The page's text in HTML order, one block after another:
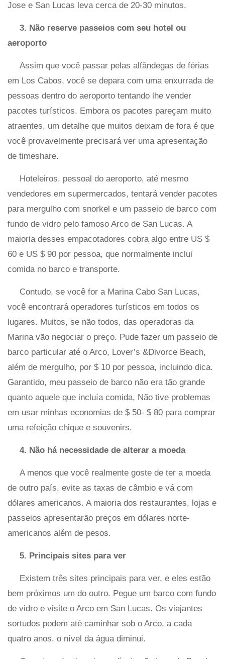
Jose e San Lucas leva cerca de 20-30 minutos.
3. Não reserve passeios com seu hotel ou
aeroporto
Assim que você passar pelas alfândegas de férias
em Los Cabos, você se depara com uma enxurrada de
pessoas dentro do aeroporto tentando lhe vender
pacotes turísticos. Embora os pacotes pareçam muito
atraentes, um detalhe que muitos deixam de fora é que
você provavelmente precisará ver uma apresentação
de timeshare.
Hoteleiros, pessoal do aeroporto, até mesmo
vendedores em supermercados, tentará vender pacotes
para mergulho com snorkel e um passeio de barco com
fundo de vidro pelo famoso Arco de San Lucas. A
maioria desses empacotadores cobra algo entre US $
60 e US $ 90 por pessoa, que normalmente inclui
comida no barco e transporte.
Contudo, se você for a Marina Cabo San Lucas,
você encontrará operadores turísticos em todos os
lugares. Muitos, se não todos, das operadoras da
Marina vão negociar o preço. Pude fazer um passeio de
barco particular até o Arco, Lover’s &Divorce Beach,
além de mergulho, por $ 10 por pessoa, incluindo dica.
Garantido, meu passeio de barco não era tão grande
quanto aquele que incluía comida, Não tive problemas
em usar minhas economias de $ 50- $ 80 para comprar
uma refeição chique e souvenirs.
4. Não há necessidade de alterar a moeda
A menos que você realmente goste de ter a moeda
de outro país, evite as taxas de câmbio e vá com
dólares americanos. A maioria dos restaurantes, lojas e
passeios apresentarão preços em dólares norte-
americanos além de pesos.
5. Principais sites para ver
Existem três sites principais para ver, e eles estão
bem próximos um do outro. Pegue um barco com fundo
de vidro e visite o Arco em San Lucas. Os viajantes
sortudos podem até caminhar sob o Arco, a cada
quatro anos, o nível da água diminui.